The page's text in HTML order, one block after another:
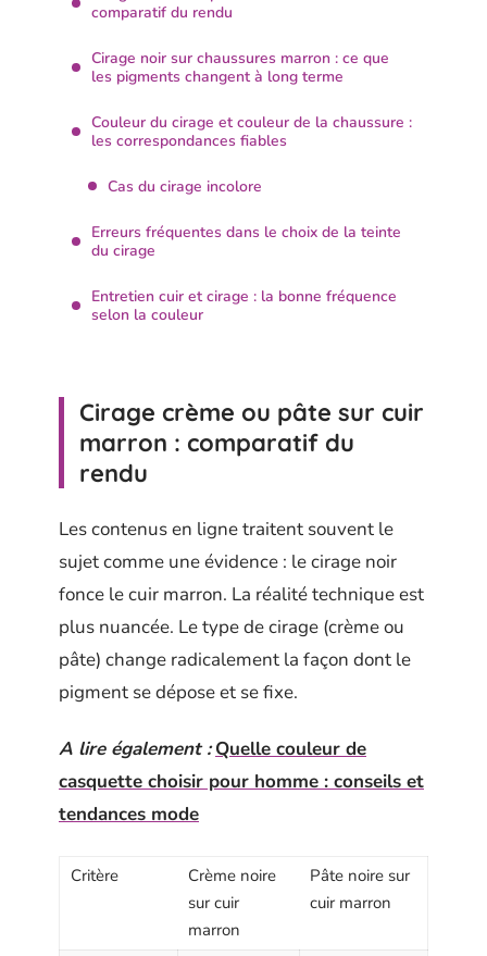
comparatif du rendu
Cirage noir sur chaussures marron : ce que
les pigments changent à long terme
Couleur du cirage et couleur de la chaussure :
les correspondances fiables
Cas du cirage incolore
Erreurs fréquentes dans le choix de la teinte
du cirage
Entretien cuir et cirage : la bonne fréquence
selon la couleur
Cirage crème ou pâte sur cuir
marron : comparatif du
rendu
Les contenus en ligne traitent souvent le
sujet comme une évidence : le cirage noir
fonce le cuir marron. La réalité technique est
plus nuancée. Le type de cirage (crème ou
pâte) change radicalement la façon dont le
pigment se dépose et se fixe.
A lire également : Quelle couleur de
casquette choisir pour homme : conseils et
tendances mode
Critère
Crème noire
sur cuir
marron
Pâte noire sur
cuir marron